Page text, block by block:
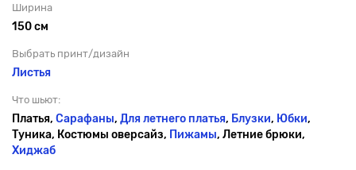
Ширина
150 см
Выбрать принт/дизайн
Листья
Что шьют:
Платья, Сарафаны, Для летнего платья, Блузки, Юбки,
Туника, Костюмы оверсайз, Пижамы, Летние брюки,
Хиджаб